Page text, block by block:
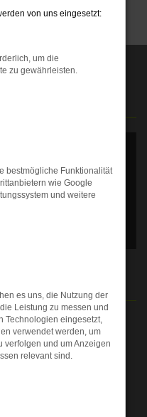
Daten an Dritte
weitergegeben werden.
Wenn Sie damit
18.00 Uhr
Uhr
Uhr
Uhr
von uns eingesetzt:
um die
zu gewährleisten.
bestmögliche Funktionalität
wie Google
und weitere
es uns, die Nutzung der
Leistung zu messen und
Technologien eingesetzt,
verwendet werden, um
verfolgen und um Anzeigen
relevant sind.